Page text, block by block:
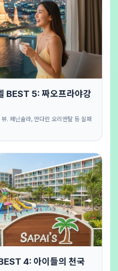
BEST 5: 짜오프라야강
. 페닌슐라, 만다린 오리엔탈 등 실패
4: 아이들의 천국